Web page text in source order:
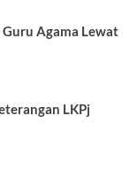
Agama Lewat
LKPj